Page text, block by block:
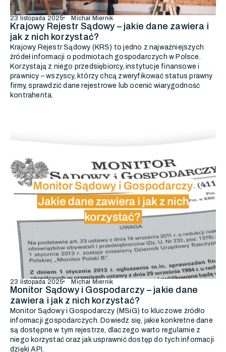
23 listopada 2025 Michał Miernik
Krajowy Rejestr Sądowy – jakie dane zawiera i
jak z nich korzystać?
Krajowy Rejestr Sądowy (KRS) to jedno z najważniejszych
źródeł informacji o podmiotach gospodarczych w Polsce.
Korzystają z niego przedsiębiorcy, instytucje finansowe i
prawnicy – wszyscy, którzy chcą zweryfikować status prawny
firmy, sprawdzić dane rejestrowe lub ocenić wiarygodność
kontrahenta.
23 listopada 2025 Michał Miernik
Monitor Sądowy i Gospodarczy – jakie dane
zawiera i jak z nich korzystać?
Monitor Sądowy i Gospodarczy (MSiG) to kluczowe źródło
informacji gospodarczych. Dowiedz się, jakie konkretne dane
są dostępne w tym rejestrze, dlaczego warto regularnie z
niego korzystać oraz jak usprawnić dostęp do tych informacji
dzięki API.